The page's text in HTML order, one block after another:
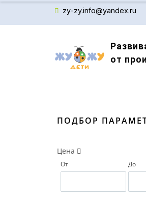
zy-zy.info@yandex.ru
от
Производитель
ПОДБОР
Цена
От До